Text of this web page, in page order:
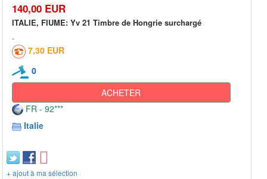
140,00 EUR
ITALIE, FIUME: Yv 21 Timbre de Hongrie surchargé
7,30 EUR
0
ACHETER
FR - 92***
Italie
+ ajout à ma sélection